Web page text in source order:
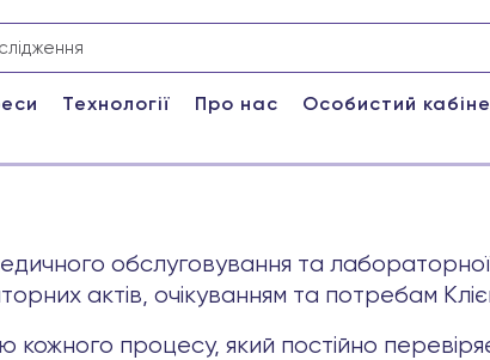
Технології Про нас Особистий
обслуговування та лабораторної
актів, очікуванням та потребам
процесу, який постійно